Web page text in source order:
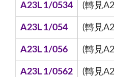
A23L 1/0534 (轉見
A23L 1/054 (轉見
A23L 1/056 (轉見
A23L 1/0562 (轉見